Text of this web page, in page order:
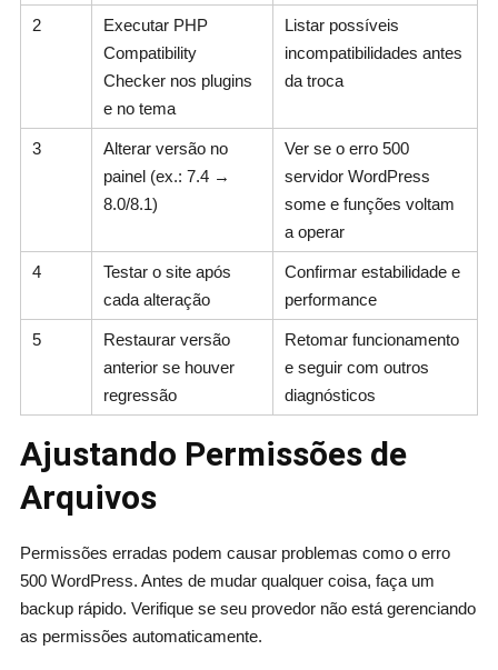
2
Executar PHP
Compatibility
Checker nos plugins
e no tema
Listar possíveis
incompatibilidades antes
da troca
3
Alterar versão no
painel (ex.: 7.4 →
8.0/8.1)
Ver se o erro 500
servidor WordPress
some e funções voltam
a operar
4
Testar o site após
cada alteração
Confirmar estabilidade e
performance
5
Restaurar versão
anterior se houver
regressão
Retomar funcionamento
e seguir com outros
diagnósticos
Ajustando Permissões de
Arquivos
Permissões erradas podem causar problemas como o erro
500 WordPress. Antes de mudar qualquer coisa, faça um
backup rápido. Verifique se seu provedor não está gerenciando
as permissões automaticamente.